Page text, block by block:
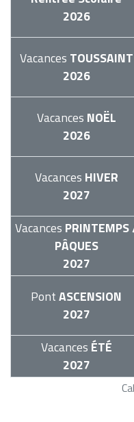
2026
Vacances TOUSSAINT
2026
Vacances NOËL
2026
Vacances HIVER
2027
Vacances
PÂQUES
2027
PontASCENSION
2027
Vacances ÉTÉ
2027